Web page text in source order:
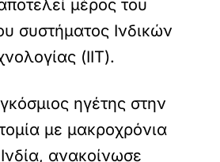
μέρος του
συστήματος Ινδικών
(IIT).
ηγέτης στην
με μακροχρόνια
ανακοίνωσε